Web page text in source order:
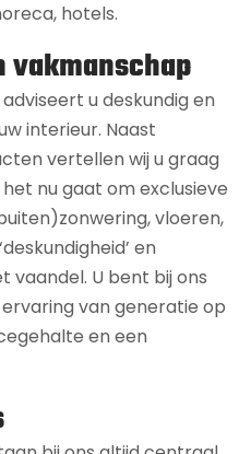
hotels.
vakmanschap
u deskundig en
interieur. Naast
vertellen wij u graag
nu gaat om exclusieve
vloeren,
en
vaandel. U bent bij ons
van generatie op
en een